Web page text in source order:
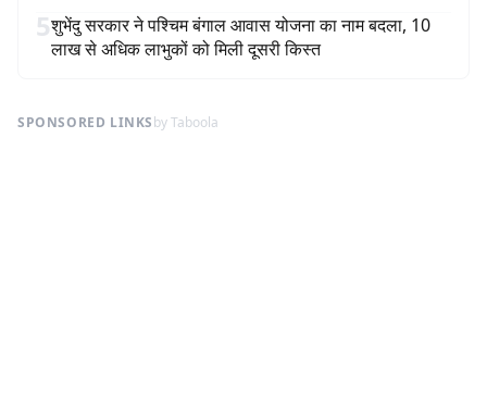
5शुभेंदु सरकार ने पश्चिम बंगाल आवास योजना का नाम बदला, 10
लाख से अधिक लाभुकों को मिली दूसरी किस्त
SPONSORED LINKSby Taboola